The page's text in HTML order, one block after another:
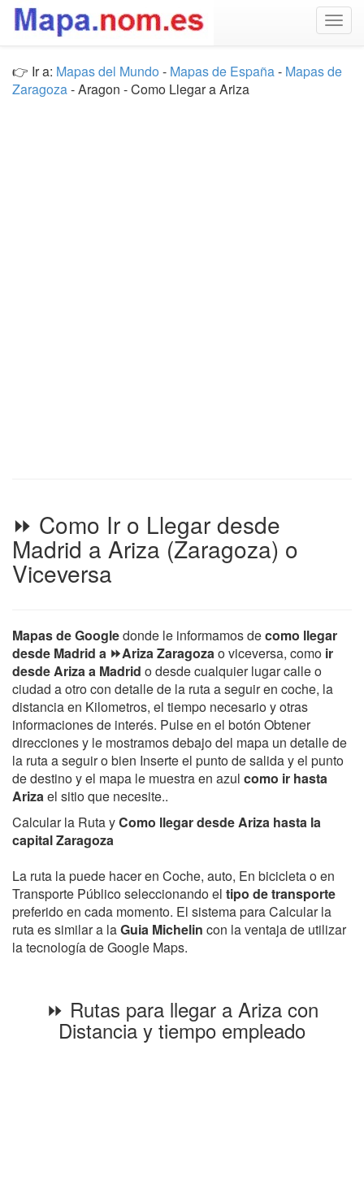
👉 Ir a: Mapas del Mundo - Mapas de España- Mapas de
Zaragoza- Aragon - Como Llegar a Ariza
⏩ Como Ir o Llegar desde
Madrid a Ariza (Zaragoza) o
Viceversa
Mapas de Googledonde le informamos decomo llegar
desde Madrid a ⏩Ariza Zaragozao viceversa, como ir
desde Ariza a Madrid o desde cualquier lugar calle o
ciudad a otro con detalle de la ruta a seguir en coche, la
distancia en Kilometros, el tiempo necesario y otras
informaciones de interés. Pulse en el botón Obtener
direcciones y le mostramos debajo del mapa un detalle de
la ruta a seguir o bien Inserte el punto de salida y el punto
de destino y el mapa le muestra en azul como ir hasta
Arizael sitio que necesite..
Calcular la Ruta yComo llegar desde Ariza hasta la
capital Zaragoza
La ruta la puede hacer en Coche, auto, En bicicleta o en
Transporte Público seleccionando el tipo de transporte
preferido en cada momento. El sistema para Calcular la
ruta es similar a laGuia Michelin con la ventaja de utilizar
la tecnología de Google Maps.
⏩ Rutas para llegar a Ariza con
Distancia y tiempo empleado